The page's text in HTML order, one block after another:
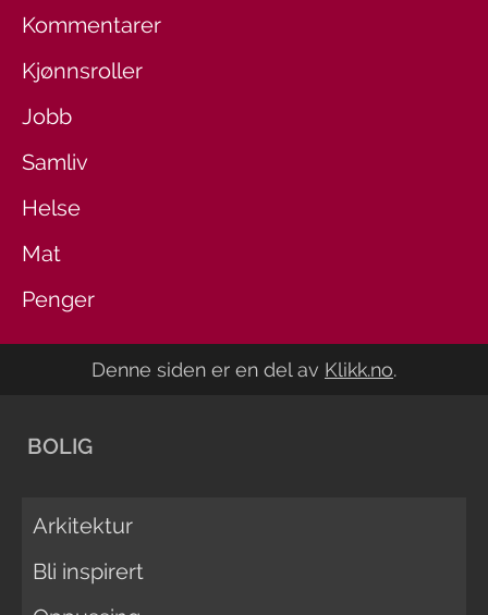
Kommentarer
Kjønnsroller
Jobb
Samliv
Helse
Mat
Penger
Denne siden er en del av Klikk.no.
BOLIG
Arkitektur
Bli inspirert